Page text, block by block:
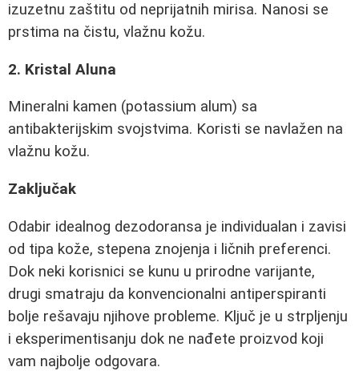
izuzetnu zaštitu od neprijatnih mirisa. Nanosi se
prstima na čistu, vlažnu kožu.
2. Kristal Aluna
Mineralni kamen (potassium alum) sa
antibakterijskim svojstvima. Koristi se navlažen na
vlažnu kožu.
Zaključak
Odabir idealnog dezodoransa je individualan i zavisi
od tipa kože, stepena znojenja i ličnih preferenci.
Dok neki korisnici se kunu u prirodne varijante,
drugi smatraju da konvencionalni antiperspiranti
bolje rešavaju njihove probleme. Ključ je u strpljenju
i eksperimentisanju dok ne nađete proizvod koji
vam najbolje odgovara.